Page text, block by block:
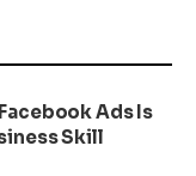
Ads Is
Skill